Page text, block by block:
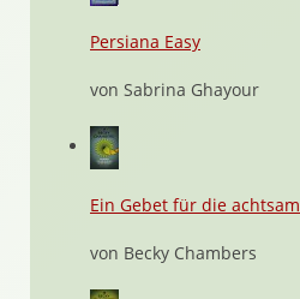
Persiana Easy
von Sabrina Ghayour
Ein Gebet für die
von Becky Chambers